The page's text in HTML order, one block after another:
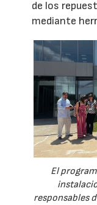
de los
mediante
El
responsables